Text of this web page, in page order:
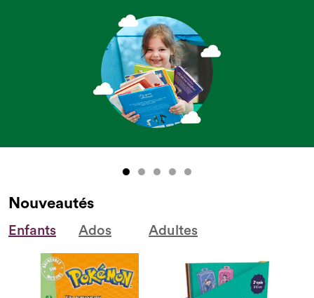
Nouveautés
Enfants Ados Adultes
Diapositive